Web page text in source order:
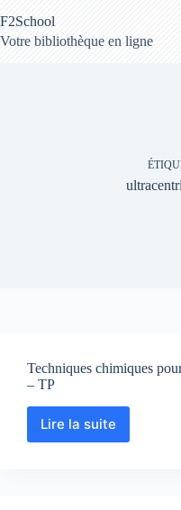
au
contenu
F2School
Votre bibliothèque en ligne
Techniques chimiques
– TP
Lire la suite
Techniques